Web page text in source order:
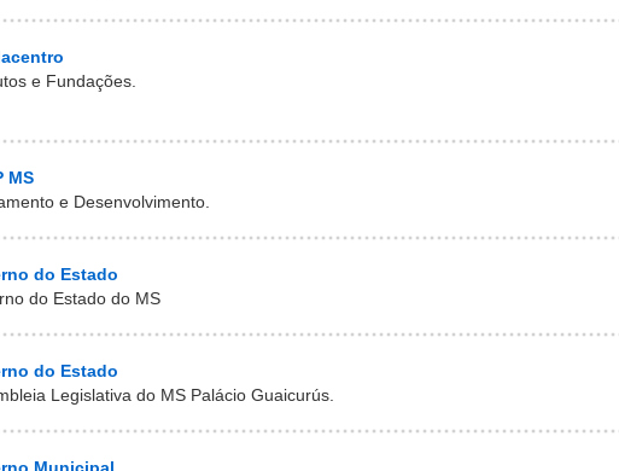
e Fundações.
MS
e Desenvolvimento.
do Estado
do Estado do MS
do Estado
Legislativa do MS Palácio Guaicurús.